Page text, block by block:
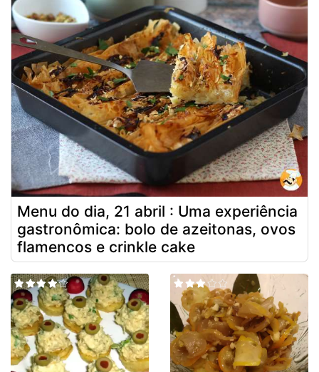
Menu do dia, 21 abril : Uma experiência
gastronômica: bolo de azeitonas, ovos
flamencos e crinkle cake